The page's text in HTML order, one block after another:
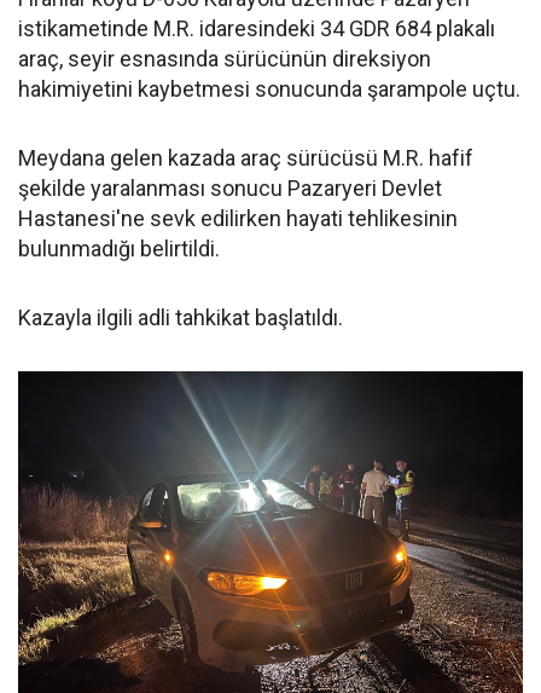
istikametinde M.R. idaresindeki 34 GDR 684 plakalı
araç, seyir esnasında sürücünün direksiyon
hakimiyetini kaybetmesi sonucunda şarampole uçtu.
Meydana gelen kazada araç sürücüsü M.R. hafif
şekilde yaralanması sonucu Pazaryeri Devlet
Hastanesi'ne sevk edilirken hayati tehlikesinin
bulunmadığı belirtildi.
Kazayla ilgili adli tahkikat başlatıldı.